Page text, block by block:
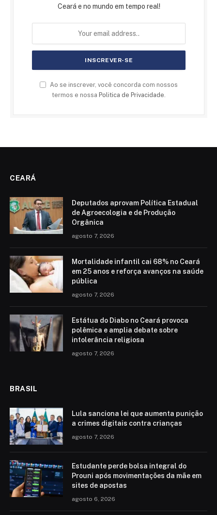
Ceará e no mundo em tempo real!
Ao se inscrever, você concorda com nossos
termos e nossa Politica de Privacidade.
CEARÁ
Deputados aprovam Política Estadual
de Agroecologia e de Produção
Orgânica
agosto 7, 2026
Mortalidade infantil cai 68% no Ceará
em 25 anos e reforça avanços na saúde
pública
agosto 7, 2026
Estátua do Diabo no Ceará provoca
polêmica e amplia debate sobre
intolerância religiosa
agosto 7, 2026
BRASIL
Lula sanciona lei que aumenta punição
a crimes digitais contra crianças
agosto 7, 2026
Estudante perde bolsa integral do
Prouni após movimentações da mãe em
sites de apostas
agosto 6, 2026